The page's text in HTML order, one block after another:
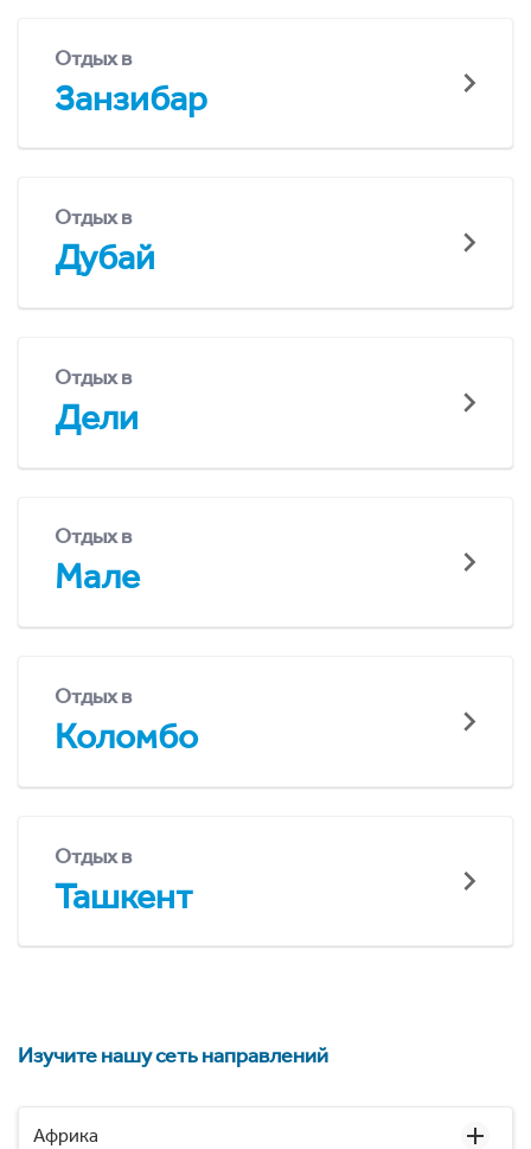
Отдых в
Занзибар
Отдых в
Дубай
Отдых в
Дели
Отдых в
Мале
Отдых в
Коломбо
Отдых в
Ташкент
Изучите нашу сеть направлений
Африка